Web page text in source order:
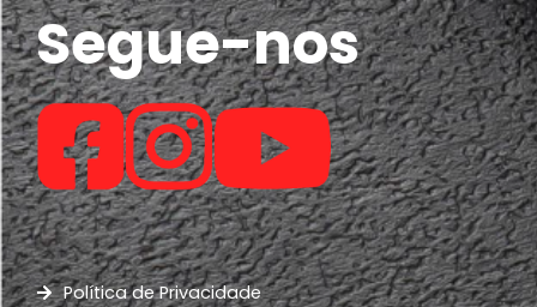
Segue-nos
Política de Privacidade